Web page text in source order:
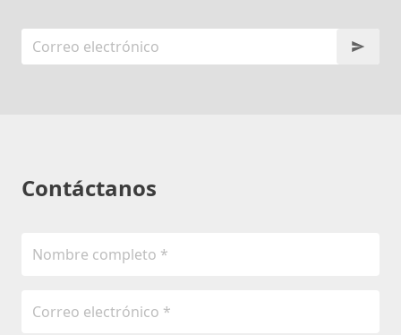
Contáctanos